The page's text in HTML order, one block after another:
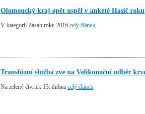
Olomoucký kraj opět uspěl v anketě Hasič roku
V kategorii Zásah roku 2016 celý článek
Transfúzní služba zve na Velikonoční odběr
Na zelený čtvrtek 13. dubna celý článek